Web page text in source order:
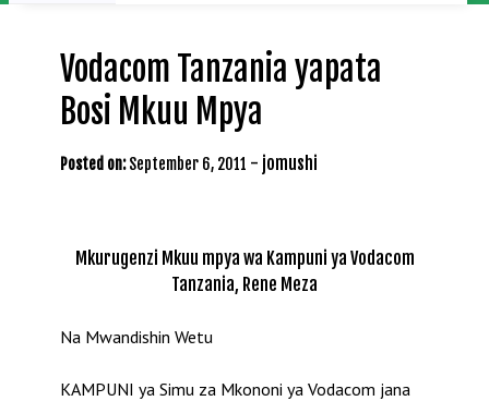
Vodacom Tanzania yapata
Bosi Mkuu Mpya
Posted on: September 6, 2011 - jomushi
Mkurugenzi Mkuu mpya wa Kampuni ya Vodacom
Tanzania, Rene Meza
Na Mwandishin Wetu
KAMPUNI ya Simu za Mkononi ya Vodacom jana